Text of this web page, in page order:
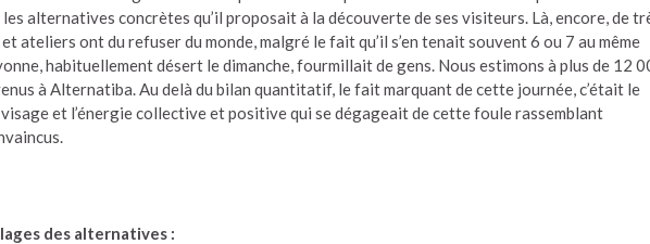
alternatives concrètes qu’il proposait à la découverte de ses visiteurs. Là, encore, de
ateliers ont du refuser du monde, malgré le fait qu’il s’en tenait souvent 6 ou 7 au même
habituellement désert le dimanche, fourmillait de gens. Nous estimons à plus de 12
à Alternatiba. Au delà du bilan quantitatif, le fait marquant de cette journée, c’était le
et l’énergie collective et positive qui se dégageait de cette foule rassemblant
des alternatives :